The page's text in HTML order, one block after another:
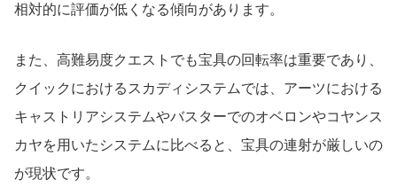
相対的に評価が低くなる傾向があります。
また、高難易度クエストでも宝具の回転率は重要であり、
クイックにおけるスカディシステムでは、アーツにおける
キャストリアシステムやバスターでのオベロンやコヤンス
カヤを用いたシステムに比べると、宝具の連射が厳しいの
が現状です。